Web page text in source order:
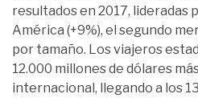
resultados en 2017, lideradas
América (+9%), el segundo
por tamaño. Los viajeros
12.000 millones de dólares
internacional, llegando a los